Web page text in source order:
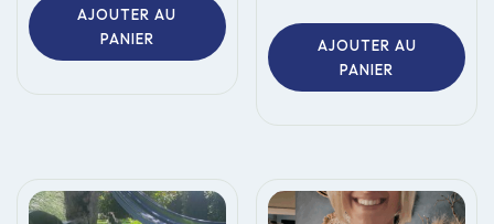
AJOUTER AU
PANIER
AJOUTER AU
PANIER